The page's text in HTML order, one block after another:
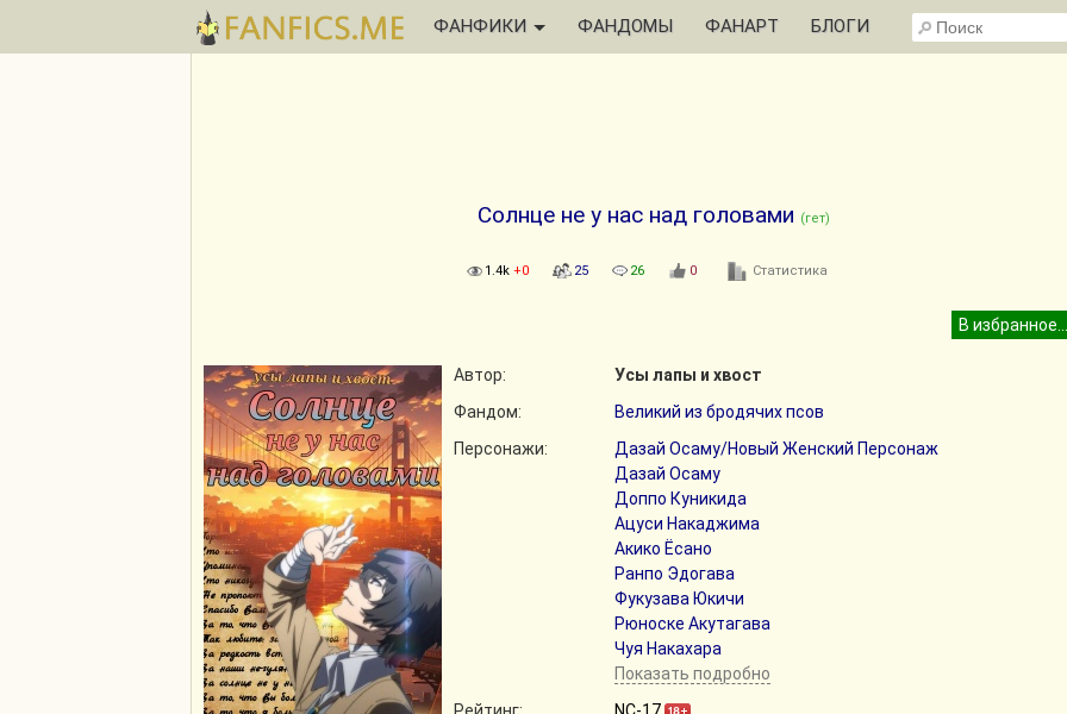
ФАНФИКИ ФАНДОМЫ ФАНАРТ БЛОГИ
Солнце не у нас над головами (гет)
1.4k +0 25 26 0 Статистика
Автор:
Усы лапы и хвост
Фандом:
Великий из бродячих псов
Персонажи:
Дазай Осаму/Новый Женский Персонаж
Дазай Осаму
Доппо Куникида
Ацуси Накаджима
Акико Ёсано
Ранпо Эдогава
Фукузава Юкичи
Рюноске Акутагава
Чуя Накахара
Показать подробно